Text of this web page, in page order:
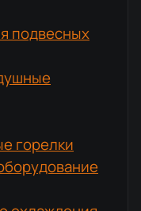
подвесных
горелки